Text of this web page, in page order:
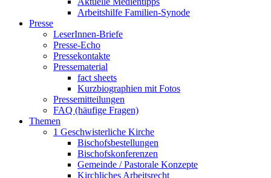
Arbeitshilfe Familien-Synode
Presse
LeserInnen-Briefe
Presse-Echo
Pressekontakte
Pressematerial
fact sheets
Kurzbiographien mit Fotos
Pressemitteilungen
FAQ (häufige Fragen)
Themen
1 Geschwisterliche Kirche
Bischofsbestellungen
Bischofskonferenzen
Gemeinde / Pastorale Konzepte
Kirchliches Arbeitsrecht